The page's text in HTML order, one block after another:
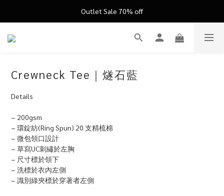
FATHER'S DAY ’26 ｜ 父親節限定盛典
Outlet Sale 70% off
FATHER'S DAY ’26 ｜ 父親節限定盛典
Crewneck Tee｜燧石藍
Details
− 200gsm
− 環錠紡(Ring Spun) 20 支精梳棉
− 微包領口設計
− 草寫UC刺繡於左胸
− 尺寸標於領下
− 洗標於衣內左側
− 識別綠夾標於穿著者左側